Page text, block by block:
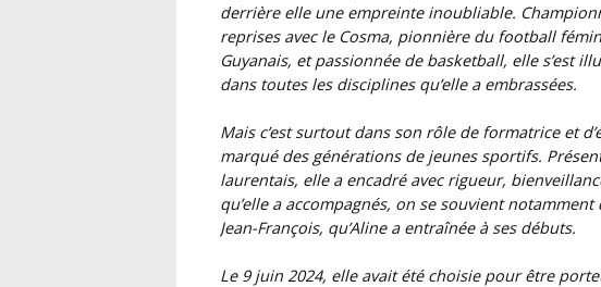
derrière elle une empreinte inoubliable.
reprises avec le Cosma, pionnière du football
Guyanais, et passionnée de basketball, elle s’est
dans toutes les disciplines qu’elle a embrassées.
Mais c’est surtout dans son rôle de formatrice et
marqué des générations de jeunes sportifs.
laurentais, elle a encadré avec rigueur,
qu’elle a accompagnés, on se souvient
Jean-François, qu’Aline a entraînée à ses débuts.
Le 9 juin 2024, elle avait été choisie pour être